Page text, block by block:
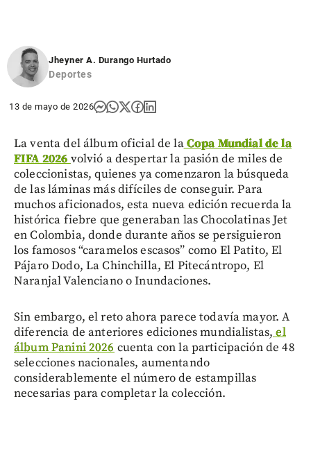
Jheyner A. Durango Hurtado
Deportes
13 de mayo de 2026
La venta del álbum oficial de laCopa Mundial de la
FIFA 2026 volvió a despertar la pasión de miles de
coleccionistas, quienes ya comenzaron la búsqueda
de las láminas más difíciles de conseguir. Para
muchos aficionados, esta nueva edición recuerda la
histórica fiebre que generaban las Chocolatinas Jet
en Colombia, donde durante años se persiguieron
los famosos “caramelos escasos” como El Patito, El
Pájaro Dodo, La Chinchilla, El Pitecántropo, El
Naranjal Valenciano o Inundaciones.
Sin embargo, el reto ahora parece todavía mayor. A
diferencia de anteriores ediciones mundialistas, el
álbum Panini 2026 cuenta con la participación de 48
selecciones nacionales, aumentando
considerablemente el número de estampillas
necesarias para completar la colección.